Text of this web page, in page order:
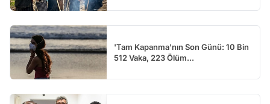
'Tam Kapanma'nın Son Günü: 10 Bin
512 Vaka, 223 Ölüm...